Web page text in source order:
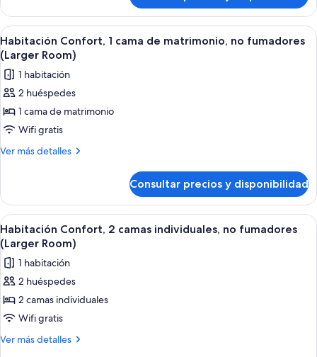
Only
Smoking,
Comfort
Room,
Larger
Room,
Streaming
Television,
Coffee
Tea
Parking
Single
Beds,
Non-
Smoking,
Comfort
Room,
Larger
Streaming
Television,
and
Parking
Abrir
todas
las
fotos
de
Habitación
Confort,
1
matrimonio,
no
fumadores
(Larger
Room)
Habitación Confort, 1 cama de
5
Habitación Confort, 1 cama de matrimonio, no fumadores
(Larger Room)
1 habitación
2 huéspedes
1 cama de matrimonio
Wifi gratis
Ver más detalles
Más
Confort,
cama
de
matrimonio,
no
fumadores
Room)
Consultar precios y disponibilidad
Abrir
todas
las
fotos
de
Habitación
Confort,
2
Habitación de hotel con dos camas,
5
Habitación Confort, 2 camas individuales, no fumadores
(Larger Room)
1 habitación
2 huéspedes
2 camas individuales
Wifi gratis
Ver más detalles
Más